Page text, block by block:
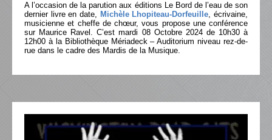
A l’occasion de la parution aux éditions Le Bord de l’eau de son
dernier livre en date, Michèle Lhopiteau-Dorfeuille, écrivaine,
musicienne et cheffe de chœur, vous propose une conférence
sur Maurice Ravel. C’est mardi 08 Octobre 2024 de 10h30 à
12h00 à la Bibliothèque Mériadeck – Auditorium niveau rez-de-
rue dans le cadre des Mardis de la Musique.